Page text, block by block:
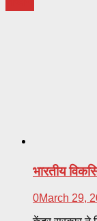
भारतीय
0March 29,